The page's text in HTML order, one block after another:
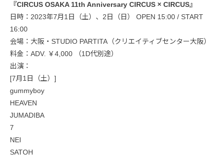
『CIRCUS OSAKA 11th Anniversary CIRCUS × CIRCUS』
日時：2023年7月1日（土）、2日（日） OPEN 15:00 / START
16:00
会場：大阪・STUDIO PARTITA（クリエイティブセンター大阪）
料金：ADV. ￥4,000 （1D代別途）
出演：
[7月1日（土）]
gummyboy
HEAVEN
JUMADIBA
7
NEI
SATOH